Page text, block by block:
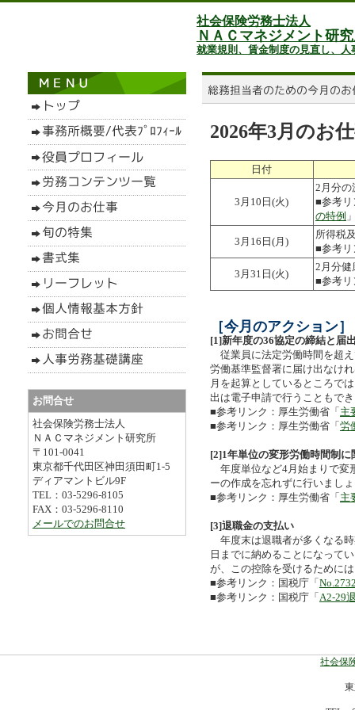
社会保険労務士法人
ＮＡＣマネジメント研
就業規則、賃金制度の見直し、
2026年3月のお
日付
3月10日(火)
2月分の
■参考リ
の特例
3月16日(月)
所得税
■参考リ
3月31日(火)
2月分健
■参考リ
［今月のアクション］
[1]新年度の36協定の締結と届
従業員に法定労働時間を超
労働基準監督署に届け出なけ
月を起算としているところで
出は電子申請で行うこともで
■参考リンク：厚生労働省「 主
■参考リンク：厚生労働省「 労
[2]1年単位の変形労働時間制
年度単位など4月始まりで変
ーの作成を忘れずに行いまし
■参考リンク：厚生労働省「 主
[3]退職金の支払い
年度末は退職者が多くなる
日までに納めることになって
が、この控除を受けるために
■参考リンク：国税庁「
■参考リンク：国税庁「 A2-29
お問合せ
社会保険労務士法人
ＮＡＣマネジメント研究所
〒101-0041
東京都千代田区神田須田町1-5
ディアマントビル9F
TEL：03-5296-8105
FAX：03-5296-8110
メールでのお問合せ
社会保